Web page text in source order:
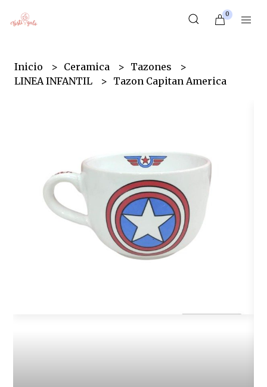
0
Inicio Ceramica
Tazones
LINEA INFANTIL
Tazon Capitan America